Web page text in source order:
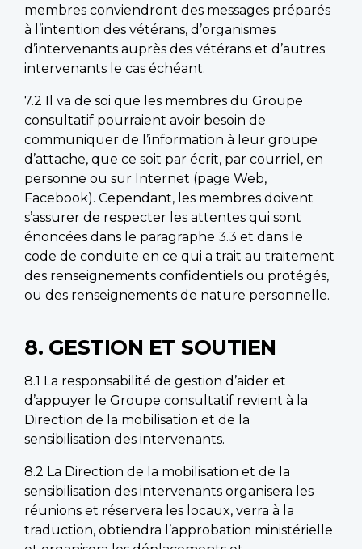
membres conviendront des messages préparés
à l’intention des vétérans, d’organismes
d’intervenants auprès des vétérans et d’autres
intervenants le cas échéant.
7.2 Il va de soi que les membres du Groupe
consultatif pourraient avoir besoin de
communiquer de l’information à leur groupe
d’attache, que ce soit par écrit, par courriel, en
personne ou sur Internet (page Web,
Facebook). Cependant, les membres doivent
s’assurer de respecter les attentes qui sont
énoncées dans le paragraphe 3.3 et dans le
code de conduite en ce qui a trait au traitement
des renseignements confidentiels ou protégés,
ou des renseignements de nature personnelle.
8. GESTION ET SOUTIEN
8.1 La responsabilité de gestion d’aider et
d’appuyer le Groupe consultatif revient à la
Direction de la mobilisation et de la
sensibilisation des intervenants.
8.2 La Direction de la mobilisation et de la
sensibilisation des intervenants organisera les
réunions et réservera les locaux, verra à la
traduction, obtiendra l’approbation ministérielle